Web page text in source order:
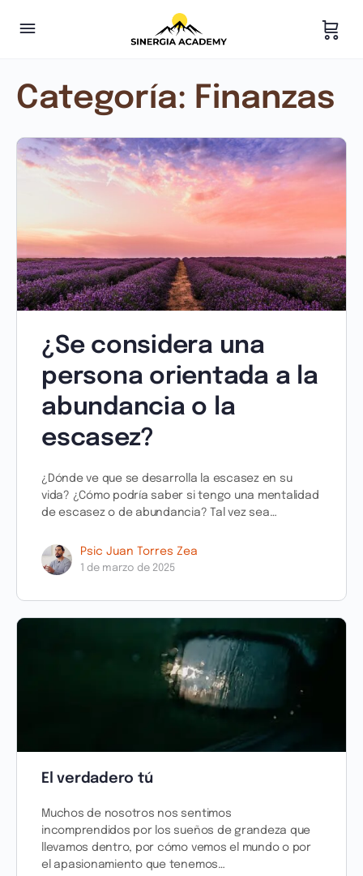
Categoría: Finanzas
¿Se considera una
persona orientada a la
abundancia o la
escasez?
¿Dónde ve que se desarrolla la escasez en su
vida? ¿Cómo podría saber si tengo una mentalidad
de escasez o de abundancia? Tal vez sea…
Psic Juan Torres Zea
1 de marzo de 2025
El verdadero tú
Muchos de nosotros nos sentimos
incomprendidos por los sueños de grandeza que
llevamos dentro, por cómo vemos el mundo o por
el apasionamiento que tenemos…